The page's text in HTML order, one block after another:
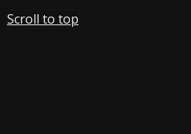
Scroll to top